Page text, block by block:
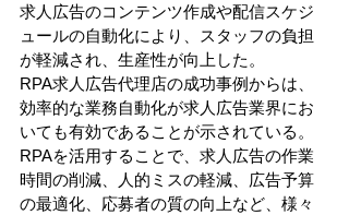
求人広告のコンテンツ作成や配信スケジ
ュールの自動化により、スタッフの負担
が軽減され、生産性が向上した。
RPA求人広告代理店の成功事例からは、
効率的な業務自動化が求人広告業界にお
いても有効であることが示されている。
RPAを活用することで、求人広告の作業
時間の削減、人的ミスの軽減、広告予算
の最適化、応募者の質の向上など、様々